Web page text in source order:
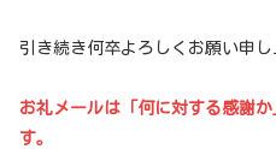
引き続き何卒よろしくお願い申し
お礼メールは「何に対する感謝
す。